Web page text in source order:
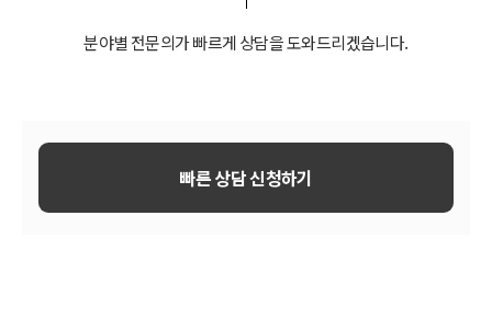
분야별 전문의가 빠르게 상담을 도와드리겠습니다.
빠른 상담 신청하기